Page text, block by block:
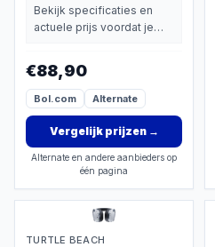
Bekijk specificaties en
actuele prijs voordat je
€88,90
Bol.com Alternate
Vergelijk prijzen→
Alternate en andere aanbieders op
één pagina
TURTLE BEACH